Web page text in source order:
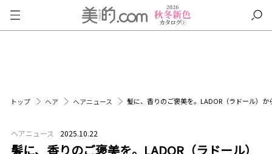
トップ ヘア ヘアニュース 髪に、香りのご褒美を。LADOR（ラドール）
ヘアニュース 2025.10.22
髪に、香りのご褒美を。LADOR（ラドール）